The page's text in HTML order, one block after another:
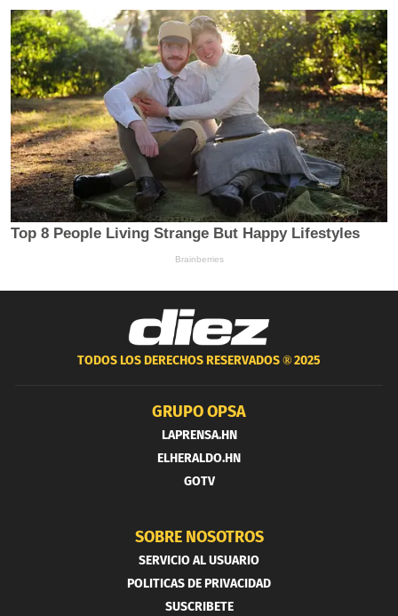
TODOS LOS DERECHOS RESERVADOS ®2025
GRUPO OPSA
LAPRENSA.HN
ELHERALDO.HN
GOTV
SOBRE NOSOTROS
SERVICIO AL USUARIO
POLITICAS DE PRIVACIDAD
SUSCRIBETE